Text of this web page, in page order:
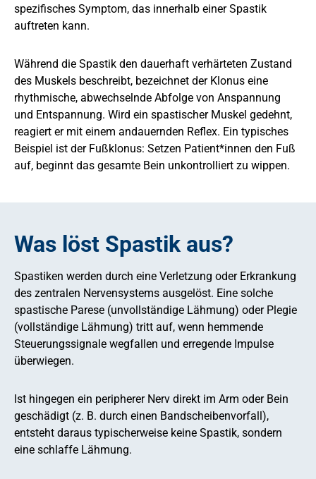
spezifisches Symptom, das innerhalb einer Spastik
auftreten kann.
Während die Spastik den dauerhaft verhärteten Zustand
des Muskels beschreibt, bezeichnet der Klonus eine
rhythmische, abwechselnde Abfolge von Anspannung
und Entspannung. Wird ein spastischer Muskel gedehnt,
reagiert er mit einem andauernden Reflex. Ein typisches
Beispiel ist der Fußklonus: Setzen Patient*innen den Fuß
auf, beginnt das gesamte Bein unkontrolliert zu wippen.
Was löst Spastik aus?
Spastiken werden durch eine Verletzung oder Erkrankung
des zentralen Nervensystems ausgelöst. Eine solche
spastische Parese (unvollständige Lähmung) oder Plegie
(vollständige Lähmung) tritt auf, wenn hemmende
Steuerungssignale wegfallen und erregende Impulse
überwiegen.
Ist hingegen ein peripherer Nerv direkt im Arm oder Bein
geschädigt (z. B. durch einen Bandscheibenvorfall),
entsteht daraus typischerweise keine Spastik, sondern
eine schlaffe Lähmung.